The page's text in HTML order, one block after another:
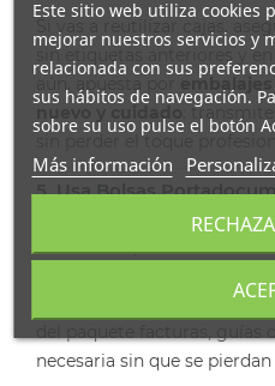
Si vas a reutilizar cajas,
sin etiquetas anteriores y
:
sin perder el toque
5. Usa Bolsas
adhesivas transparentes
necesaria sin que se pierdan
Este sitio web utiliza cookies
mejorar nuestros servicios y
relacionada con sus
sus hábitos de navegación.
sobre su uso pulse el botón
Más información